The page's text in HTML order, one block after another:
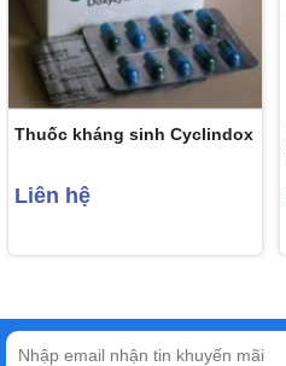
Thuốc kháng sinh Cyclindox
Liên hệ